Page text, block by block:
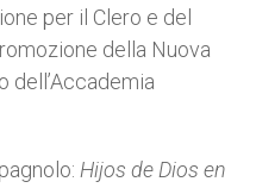
per il Clero e del
della Nuova
dell’Ac­cademia
Hijos de Dios en